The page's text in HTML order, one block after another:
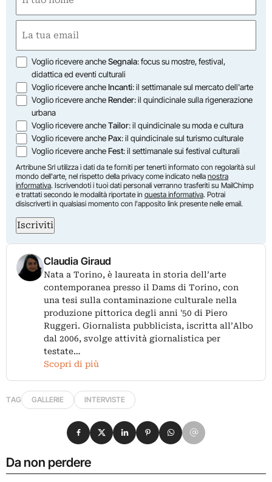
(Obbligatorio)
Nome
(Obbligatorio)
Opzioni
Voglio ricevere ancheSegnala: focus su mostre, festival,
didattica ed eventi culturali
Voglio ricevere ancheIncanti: il settimanale sul mercato dell'arte
Voglio ricevere ancheRender: il quindicinale sulla rigenerazione
urbana
Voglio ricevere ancheTailor: il quindicinale su moda e cultura
Voglio ricevere anchePax: il quindicinale sul turismo culturale
Voglio ricevere ancheFest: il settimanale sui festival culturali
Artribune Srl utilizza i dati da te forniti per tenerti informato con regolarità sul
mondo dell'arte, nel rispetto della privacy come indicato nella nostra
informativa. Iscrivendoti i tuoi dati personali verranno trasferiti su MailChimp
e trattati secondo le modalità riportate in questa informativa. Potrai
disiscriverti in qualsiasi momento con l'apposito link presente nelle email.
Iscriviti
Claudia Giraud
Nata a Torino, è laureata in storia dell’arte
contemporanea presso il Dams di Torino, con
una tesi sulla contaminazione culturale nella
produzione pittorica degli anni '50 di Piero
Ruggeri. Giornalista pubblicista, iscritta all’Albo
dal 2006, svolge attività giornalistica per
testate…
Scopri di più
TAG GALLERIE INTERVISTE
Da non perdere
Condividi su Facebook
Condividi su X
Condividi su LinkedIn
Condividi su Pinterest
Condividi su WhatsApp
Condividi su Email